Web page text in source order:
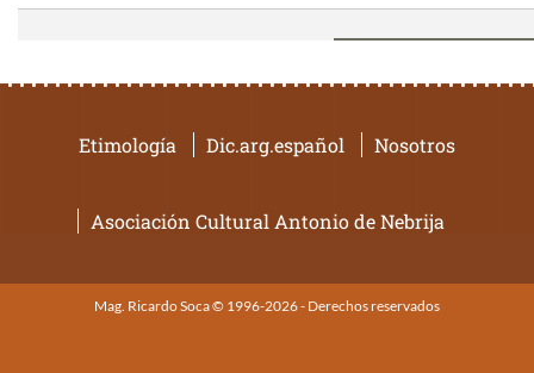
Etimología Dic.arg.español Nosotros
Asociación Cultural Antonio de Nebrija
Mag. Ricardo Soca © 1996-2026 - Derechos reservados